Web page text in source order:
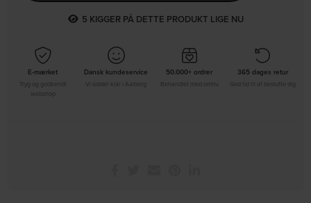
8 KIGGER PÅ DETTE PRODUKT LIGE NU
E-mærket
Tryg og godkendt
Dansk kundeservice
Vi sidder klar i Aalborg
50.000+ ordrer
Behandlet med omhu
365 dages retur
God tid til at beslutte dig